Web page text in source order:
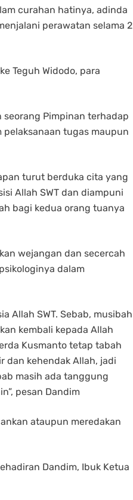
curahan hatinya, adinda
perawatan selama 2
Teguh Widodo, para
Pimpinan terhadap
tugas maupun
turut berduka cita yang
Allah SWT dan diampuni
bagi kedua orang tuanya
wejangan dan secercah
dalam
Allah SWT. Sebab, musibah
kembali kepada Allah
Kusmanto tetap tabah
dan kehendak Allah, jadi
masih ada tanggung
pesan Dandim
ataupun meredakan
Dandim, Ibuk Ketua